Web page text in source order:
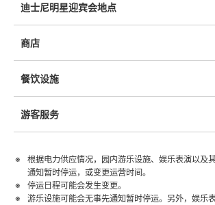
迪士尼明星迎宾会地点
商店
餐饮设施
游客服务
根据电力供应情况，园内游乐设施、娱乐表演以及
通知暂时停运，或变更运营时间。
停运日程可能会发生变更。
游乐设施可能会无事先通知暂时停运。另外，娱乐